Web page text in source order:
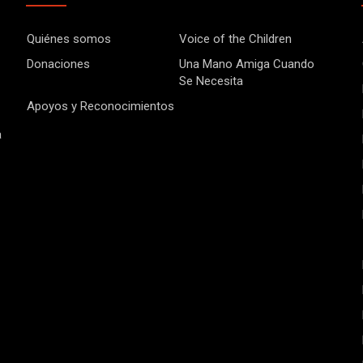
Quiénes somos
Voice of the Children
Donaciones
Una Mano Amiga Cuando
Se Necesita
Apoyos y Reconocimientos